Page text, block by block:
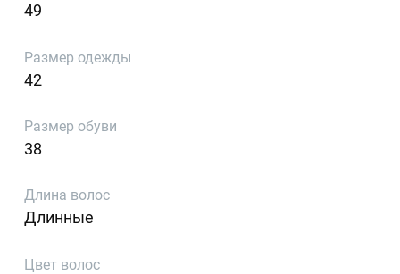
49
Размер одежды
42
Размер обуви
38
Длина волос
Длинные
Цвет волос